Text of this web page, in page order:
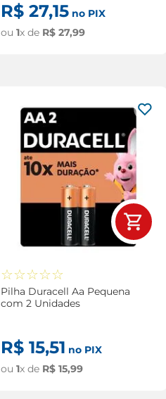
R$ 27,15 no PIX
ou1x de R$ 27,99
☆☆☆☆☆
Pilha Duracell Aa Pequena
com 2 Unidades
R$ 15,51 no PIX
ou1x de R$ 15,99